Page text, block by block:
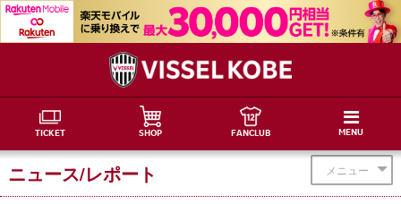
TICKET SHOP FANCLUB MENU
メニュー
ニュース/レポート